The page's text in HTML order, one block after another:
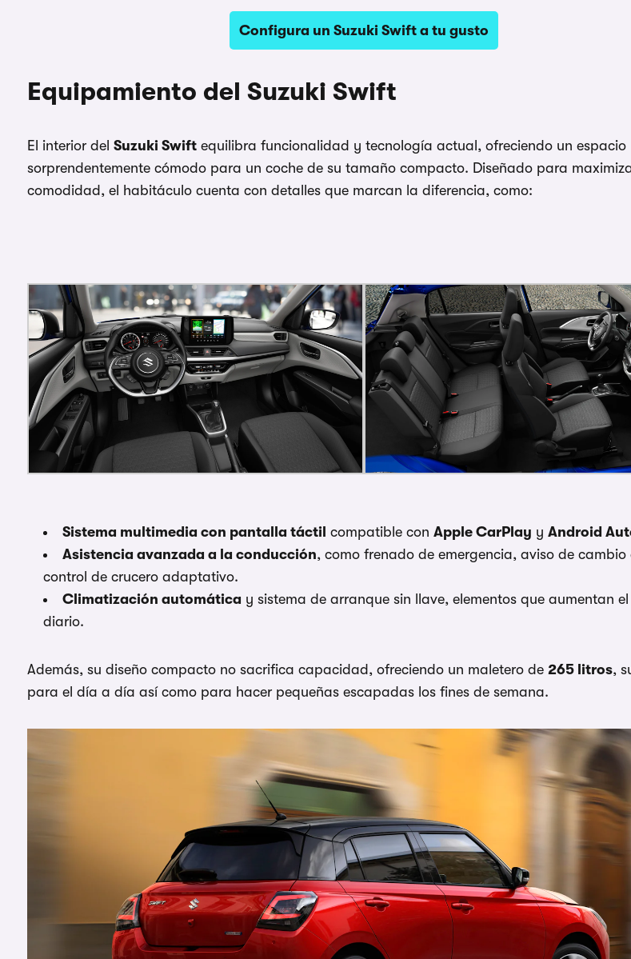
Configura un Suzuki Swift a tu gusto
Equipamiento del Suzuki Swift
El interior del Suzuki Swift equilibra funcionalidad y tecnología actual, ofreciendo un espacio
sorprendentemente cómodo para un coche de su tamaño compacto. Diseñado para
comodidad, el habitáculo cuenta con detalles que marcan la diferencia, como:
Sistema multimedia con pantalla táctil compatible con Apple CarPlay y Android
Asistencia avanzada a la conducción, como frenado de emergencia, aviso de cambio
control de crucero adaptativo.
Climatización automática y sistema de arranque sin llave, elementos que aumentan
diario.
Además, su diseño compacto no sacrifica capacidad, ofreciendo un maletero de 265 litros,
para el día a día así como para hacer pequeñas escapadas los fines de semana.